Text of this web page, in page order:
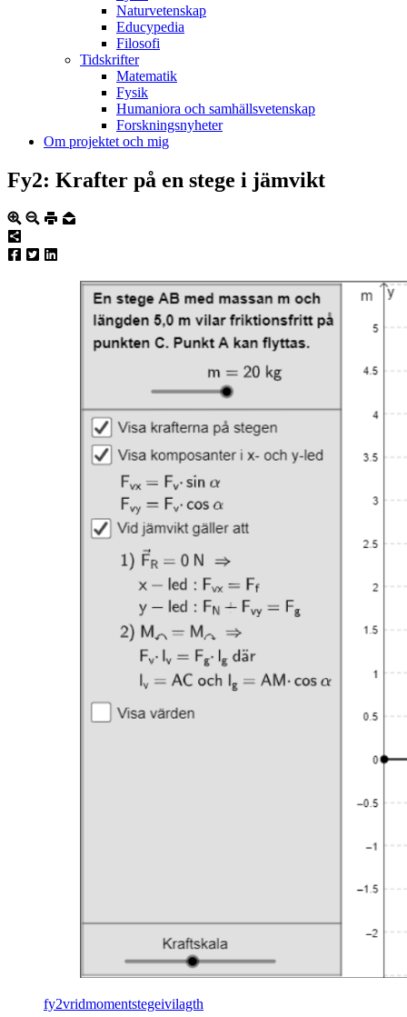
Naturvetenskap
Educypedia
Filosofi
Tidskrifter
Matematik
Fysik
Humaniora och samhällsvetenskap
Forskningsnyheter
Om projektet och mig
Fy2: Krafter på en stege i jämvikt
fy2vridmomentstegeivilagth